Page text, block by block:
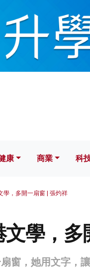
科技
康 商業 科
學，多開一扇窗 | 張灼祥
學，多
窗，她用文字，